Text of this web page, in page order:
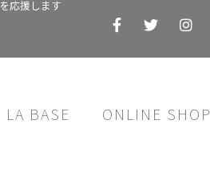
応援します
LA BASE ONLINE SHOP